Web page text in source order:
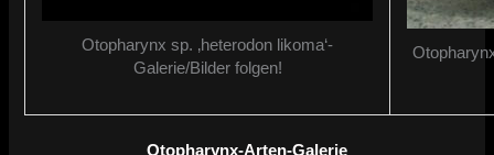
Otopharynx sp. ‚heterodon likoma‘-
Galerie/Bilder folgen!
Otopharynx-Arten-Galerie